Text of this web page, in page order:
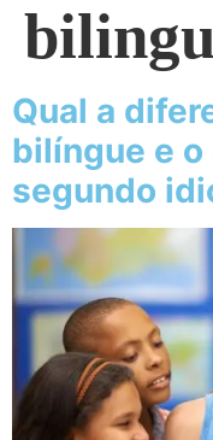
Qual a
bilíngue e o
segundo